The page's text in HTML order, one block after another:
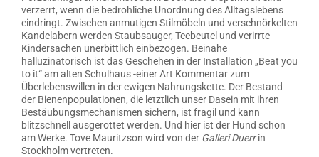
verzerrt, wenn die bedrohliche Unordnung des Alltagslebens
eindringt. Zwischen anmutigen Stilmöbeln und verschnörkelten
Kandelabern werden Staubsauger, Teebeutel und verirrte
Kindersachen unerbittlich einbezogen. Beinahe
halluzinatorisch ist das Geschehen in der Installation „Beat you
to it“ am alten Schulhaus -einer Art Kommentar zum
Überlebenswillen in der ewigen Nahrungskette. Der Bestand
der Bienenpopulationen, die letztlich unser Dasein mit ihren
Bestäubungsmechanismen sichern, ist fragil und kann
blitzschnell ausgerottet werden. Und hier ist der Hund schon
am Werke. Tove Mauritzson wird von der Galleri Duerrin
Stockholm vertreten.